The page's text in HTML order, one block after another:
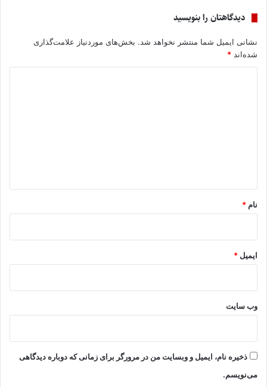
دیدگاهتان را بنویسید
نشانی ایمیل شما منتشر نخواهد شد. بخش‌های موردنیاز علامت‌گذاری
شده‌اند *
نام *
ایمیل *
وب‌ سایت
ذخیره نام، ایمیل و وبسایت من در مرورگر برای زمانی که دوباره دیدگاهی
می‌نویسم.